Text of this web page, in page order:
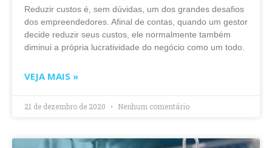
Reduzir custos é, sem dúvidas, um dos grandes desafios
dos empreendedores. Afinal de contas, quando um gestor
decide reduzir seus custos, ele normalmente também
diminui a própria lucratividade do negócio como um todo.
VEJA MAIS »
21 de dezembro de 2020 Nenhum comentário